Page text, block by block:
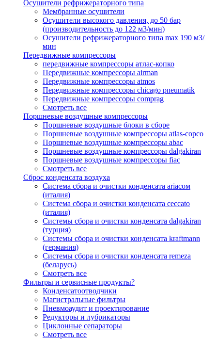
Осушители рефрижераторного типа
Мембранные осушители
Осушители высокого давления, до 50 бар
(производительность до 122 м3/мин)
Осушители рефрижераторного типа max 190 м3/
мин
Передвижные компрессоры
передвижные компрессоры атлас-копко
Передвижные компрессоры airman
Передвижные компрессоры atmos
Передвижные компрессоры chicago pneumatik
Передвижные компрессоры comprag
Смотреть все
Поршневые воздушные компрессоры
Поршневые воздушные блоки в сборе
Поршневые воздушные компрессоры atlas-copco
Поршневые воздушные компрессоры abac
Поршневые воздушные компрессоры dalgakiran
Поршневые воздушные компрессоры fiac
Смотреть все
Сброс конденсата воздуха
Система сбора и очистки конденсата ariacом
(италия)
Система сбора и очистки конденсата ceccato
(италия)
Системы сбора и очистки конденсата dalgakiran
(турция)
Системы сбора и очистки конденсата kraftmann
(германия)
Системы сбора и очистки конденсата remeza
(беларусь)
Смотреть все
Фильтры и сервисные продукты?
Конденсатоотводчики
Магистральные фильтры
Пневмоаудит и проектирование
Редукторы и лубрикаторы
Циклонные сепараторы
Смотреть все